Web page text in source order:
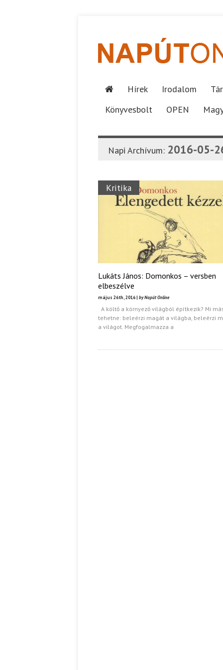
Hírek Irodalom
Könyvesbolt
OPEN
Napi Archívum: 2016-05-
Kritika
Lukáts János: Domonkos – versben
elbeszélve
május 26th, 2016 | by Napút Online
A költő a környező világból építkezik? Mi
tehetne: beleérzi magát a világba, beleérzi
a világot. Megfogalmazza a